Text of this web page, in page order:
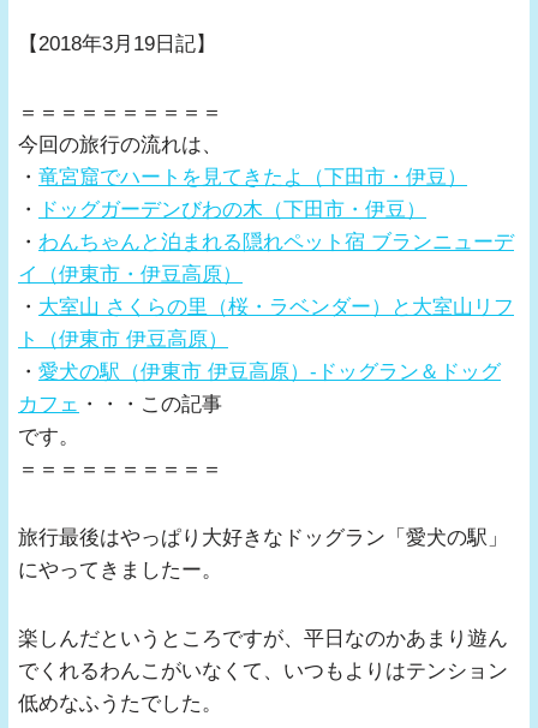
【2018年3月19日記】
＝＝＝＝＝＝＝＝＝＝
今回の旅行の流れは、
・ 竜宮窟でハートを見てきたよ（下田市・伊豆）
・
ドッグガーデンびわの木（下田市・伊豆）
・ わんちゃんと泊まれる隠れペット宿 ブランニューデ
イ（伊東市・伊豆高原）
・ 大室山 さくらの里（桜・ラベンダー）と大室山リフ
ト（伊東市 伊豆高原）
・ 愛犬の駅（伊東市 伊豆高原）-ドッグラン＆ドッグ
カフェ ・・・この記事
です。
＝＝＝＝＝＝＝＝＝＝
旅行最後はやっぱり大好きなドッグラン「愛犬の駅」
にやってきましたー。
楽しんだというところですが、平日なのかあまり遊ん
でくれるわんこがいなくて、いつもよりはテンション
低めなふうたでした。